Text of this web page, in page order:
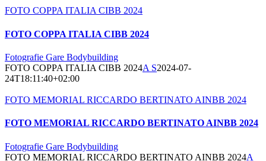
FOTO COPPA ITALIA CIBB 2024
FOTO COPPA ITALIA CIBB 2024
Fotografie Gare Bodybuilding
FOTO COPPA ITALIA CIBB 2024A S2024-07-
24T18:11:40+02:00
FOTO MEMORIAL RICCARDO BERTINATO AINBB 2024
FOTO MEMORIAL RICCARDO BERTINATO AINBB 2024
Fotografie Gare Bodybuilding
FOTO MEMORIAL RICCARDO BERTINATO AINBB 2024A